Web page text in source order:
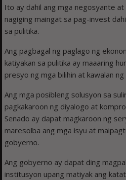
Ito ay dahil ang mga negosyante at
nagiging maingat sa pag-invest
sa pulitika.
Ang pagbagal ng paglago ng
katiyakan sa pulitika ay maaaring
presyo ng mga bilihin at kawalan
Ang mga posibleng solusyon sa
pagkakaroon ng diyalogo at
Senado ay dapat magkaroon ng
maresolba ang mga isyu at
gobyerno.
Ang gobyerno ay dapat ding
institusyon upang matiyak ang